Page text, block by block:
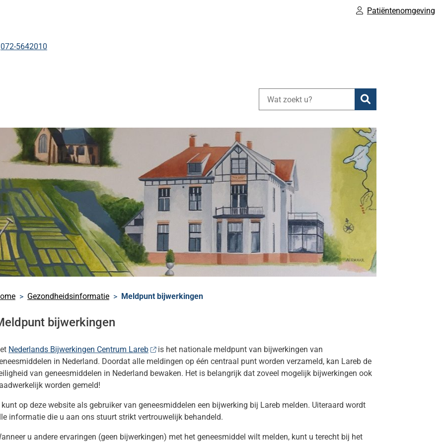
Patiëntenomgeving
Tel:
072-5642010
Zoeken
Gezondheidsinformatie Meldpunt bijwerkingen
bijwerkingen
Nederlands Bijwerkingen Centrum Lareb
is het nationale meldpunt van bijwerkingen van
in Nederland. Doordat alle meldingen op één centraal punt worden verzameld, kan Lareb de
van geneesmiddelen in Nederland bewaken. Het is belangrijk dat zoveel mogelijk bijwerkingen ook
worden gemeld!
kunt op deze website als gebruiker van geneesmiddelen een bijwerking bij Lareb melden. Uiteraard wordt
informatie die u aan ons stuurt strikt vertrouwelijk behandeld.
u andere ervaringen (geen bijwerkingen) met het geneesmiddel wilt melden, kunt u terecht bij het